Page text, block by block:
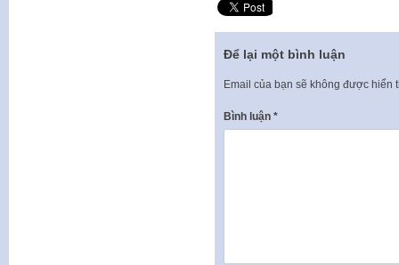
Để lại một bình luận
Email của bạn sẽ không được hiển
Bình luận *